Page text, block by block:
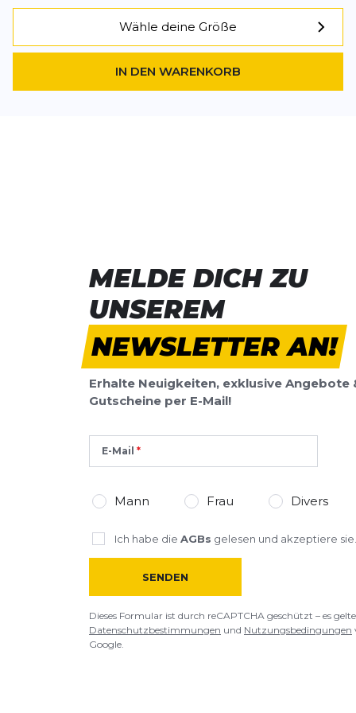
Wähle deine Größe
IN DEN WARENKORB
MELDE DICH ZU
UNSEREM
NEWSLETTER AN!
Erhalte Neuigkeiten, exklusive Angebote
Gutscheine per E-Mail!
E-Mail
Mann Frau Divers
Ich habe die AGBs gelesen und akzeptiere sie.
SENDEN
Dieses Formular ist durch reCAPTCHA geschützt – es
Datenschutzbestimmungen und Nutzungsbedingungen
Google.